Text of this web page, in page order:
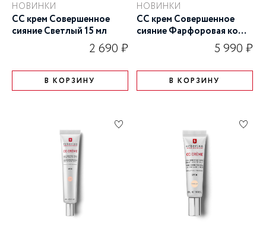
НОВИНКИ
СС крем Совершенное
сияние Cветлый 15 мл
2 690 ₽
В КОРЗИНУ
НОВИНКИ
СС крем Совершенное
сияние Фарфоровая кожа
5 990 ₽
В КОРЗИНУ